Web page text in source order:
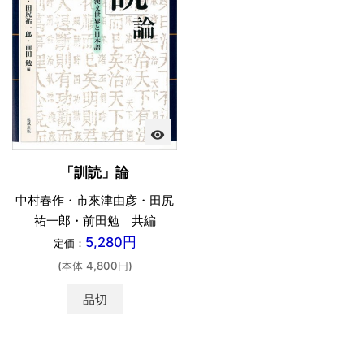
visibility
「訓読」論
中村春作・市來津由彦・田尻
祐一郎・前田勉 共編
定価： 5,280円
(本体 4,800円)
品切